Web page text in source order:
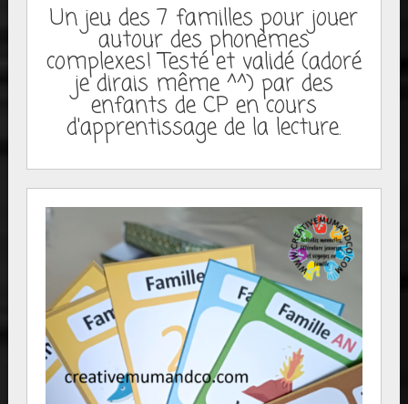
Un jeu des 7 familles pour jouer
autour des phonèmes
complexes! Testé et validé (adoré
je dirais même ^^) par des
enfants de CP en cours
d'apprentissage de la lecture.